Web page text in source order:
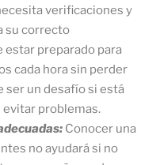
verificaciones y
su correcto
preparado para
cada hora sin perder
ser un desafío si está
problemas.
Conocer una
no ayudará si no